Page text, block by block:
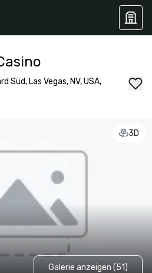
Süd, Las Vegas, NV, USA,
3D
Galerie anzeigen (51)